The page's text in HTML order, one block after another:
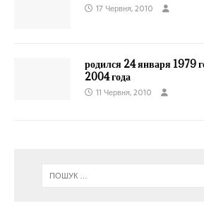
17 Червня, 2010
родился 24 января 1979
2004 года
11 Червня, 2010